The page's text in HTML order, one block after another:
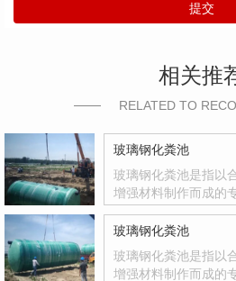
提交
相关推
RELATED TO
玻璃钢化粪池
玻璃钢化粪池是指以
增强材料制作而成的
品，其质量轻、强度
鲜艳、光洁度达到镜
玻璃钢化粪池
玻璃钢化粪池是指以
增强材料制作而成的